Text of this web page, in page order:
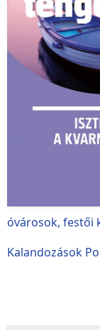
óvárosok, festői
Kalandozások